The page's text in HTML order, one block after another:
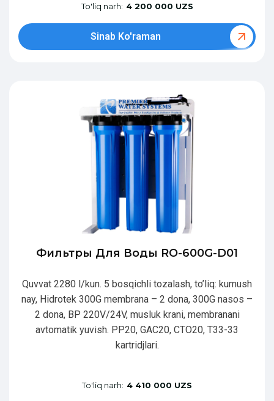
To'liq narh: 4 200 000 UZS
Sinab Ko'raman
Фильтры Для Воды RO-600G-D01
Quvvat 2280 l/kun. 5 bosqichli tozalash, to’liq: kumush
nay, Hidrotek 300G membrana – 2 dona, 300G nasos –
2 dona, BP 220V/24V, musluk krani, membranani
avtomatik yuvish. PP20, GAC20, CTO20, T33-33
kartridjlari.
To'liq narh: 4 410 000 UZS